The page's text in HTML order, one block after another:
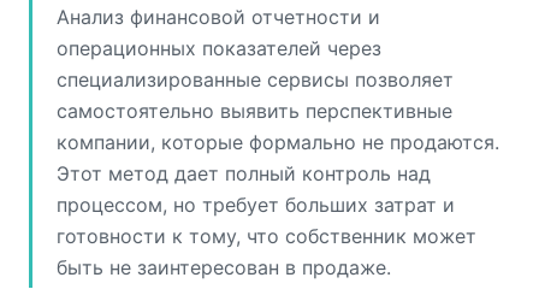
Анализ финансовой отчетности и
операционных показателей через
специализированные сервисы позволяет
самостоятельно выявить перспективные
компании, которые формально не продаются.
Этот метод дает полный контроль над
процессом, но требует больших затрат и
готовности к тому, что собственник может
быть не заинтересован в продаже.